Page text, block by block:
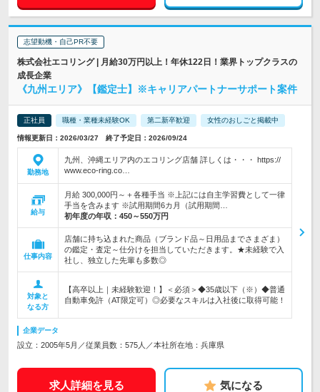
志望動機・自己PR不要
株式会社エコリング | 月給30万円以上！年休122日！業界トップクラスの
成長企業
《九州エリア》【鑑定士】※キャリアパートナーサポート案件
正社員 職種・業種未経験OK 第二新卒歓迎 女性のおしごと掲載中
情報更新日：2026/03/27 終了予定日：2026/09/24
勤務地
九州、沖縄エリア内のエコリング店舗 詳しくは・・・ https://
www.eco-ring.co…
給与
月給 300,000円～＋各種手当 ※上記には自主学習費として一律
手当を含みます ※試用期間6カ月（試用期間…
初年度の年収： 450～550万円
仕事内容
店舗に持ち込まれた商品（ブランド品～日用品までさまざま）
の鑑定・査定～仕分けを担当していただきます。★未経験で入
社し、独立した先輩も多数◎
対象と
なる方
【高卒以上｜未経験歓迎！】＜必須＞◆35歳以下（※）◆普通
自動車免許（AT限定可）◎必要なスキルは入社後に取得可能！
企業データ
設立：2005年5月／従業員数：575人／本社所在地：兵庫県
求人詳細を見る 気になる